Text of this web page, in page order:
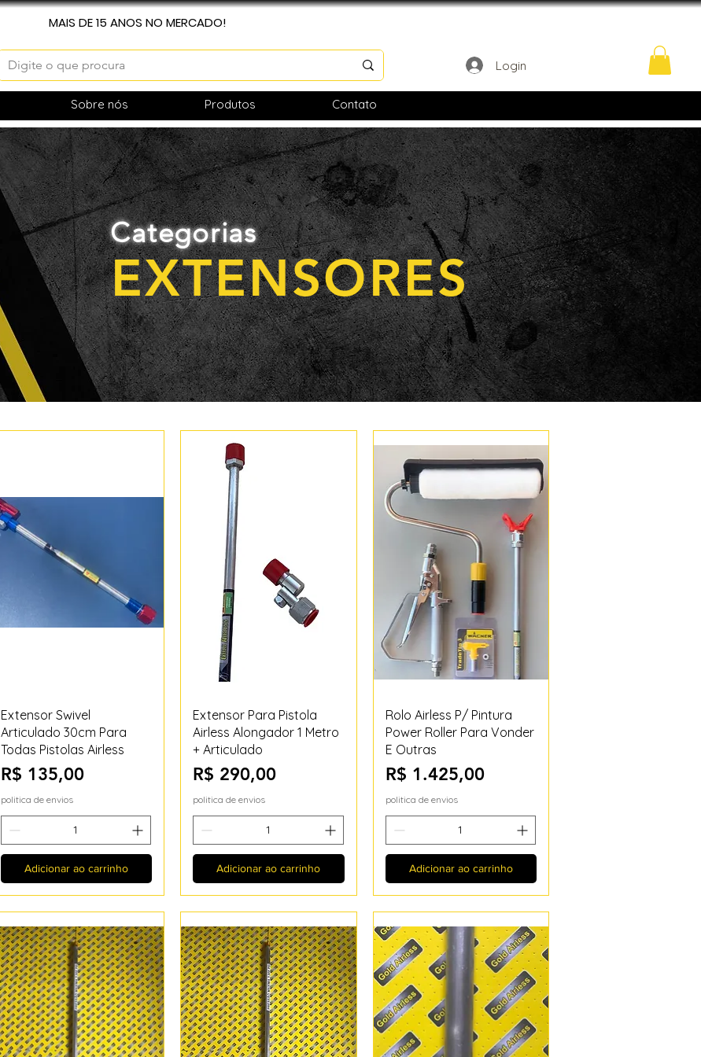
MAIS DE 15 ANOS NO MERCADO!
Login
Sobre nós Produtos Contato
Categorias
EXTENSORES
Visualização rápida
Extensor Swivel
Articulado 30cm Para
Todas Pistolas Airless
Preço
R$ 135,00
politica de envios
Adicionar ao carrinho
Visualização rápida
Extensor Para Pistola
Airless Alongador 1 Metro
+ Articulado
Preço
R$ 290,00
politica de envios
Adicionar ao carrinho
Visualização rápida
Rolo Airless P/ Pintura
Power Roller Para Vonder
E Outras
Preço
R$ 1.425,00
politica de envios
Adicionar ao carrinho